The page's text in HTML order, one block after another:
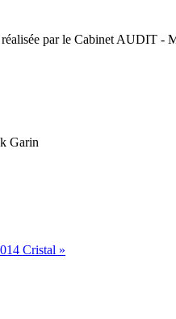
réalisée par le Cabinet AUDIT
Garin
Cristal »